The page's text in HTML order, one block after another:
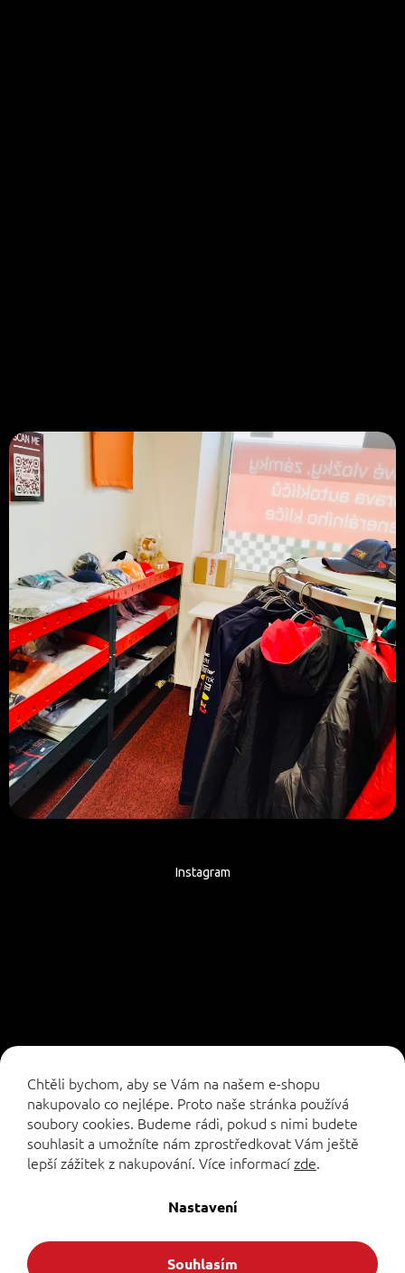
Chtěli bychom, aby se Vám na našem e-shopu
nakupovalo co nejlépe. Proto naše stránka používá
soubory cookies. Budeme rádi, pokud s nimi budete
souhlasit a umožníte nám zprostředkovat Vám ještě
lepší zážitek z nakupování. Více informacízde.
Nastavení
Souhlasím
Instagram
Vytvořil Shoptet